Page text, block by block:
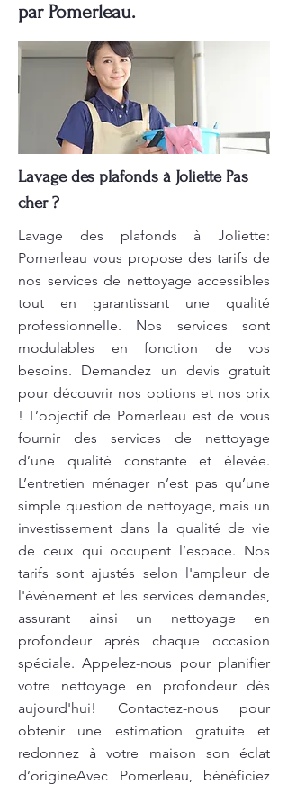
par Pomerleau.
Lavage des plafonds à Joliette Pas
cher ?
Lavage des plafonds à Joliette:
Pomerleau vous propose des tarifs de
nos services de nettoyage accessibles
tout en garantissant une qualité
professionnelle. Nos services sont
modulables en fonction de vos
besoins. Demandez un devis gratuit
pour découvrir nos options et nos prix
! L’objectif de Pomerleau est de vous
fournir des services de nettoyage
d’une qualité constante et élevée.
L’entretien ménager n’est pas qu’une
simple question de nettoyage, mais un
investissement dans la qualité de vie
de ceux qui occupent l’espace. Nos
tarifs sont ajustés selon l'ampleur de
l'événement et les services demandés,
assurant ainsi un nettoyage en
profondeur après chaque occasion
spéciale. Appelez-nous pour planifier
votre nettoyage en profondeur dès
aujourd'hui! Contactez-nous pour
obtenir une estimation gratuite et
redonnez à votre maison son éclat
d’origineAvec Pomerleau, bénéficiez